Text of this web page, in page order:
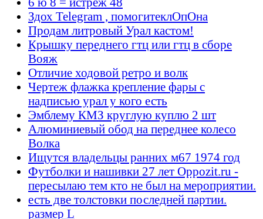
Здох Telegram , помогитеклОпОна
Продам литровый Урал кастом!
Крышку переднего гтц или гтц в сборе
Вояж
Отличие ходовой ретро и волк
Чертеж флажка крепление фары с
надписью урал у кого есть
Эмблему КМЗ круглую куплю 2 шт
Алюминиевый обод на переднее колесо
Волка
Ищутся владельцы ранних м67 1974 год
Футболки и нашивки 27 лет Oppozit.ru -
пересылаю тем кто не был на мероприятии.
есть две толстовки последней партии.
размер L